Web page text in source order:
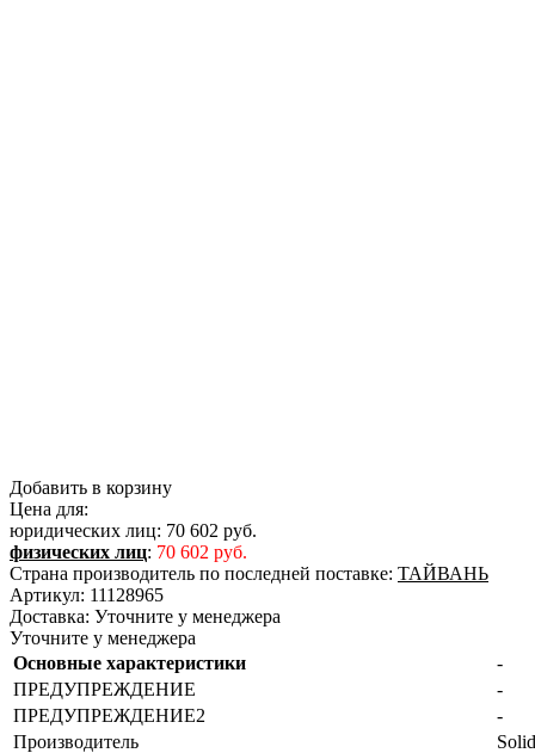
Добавить в корзину
Цена для:
юридических лиц: 70 602 руб.
физических лиц: 70 602 руб.
Страна производитель по последней поставке: ТАЙВАНЬ
Артикул: 11128965
Доставка: Уточните у менеджера
Уточните у менеджера
Основные характеристики
-
ПРЕДУПРЕЖДЕНИЕ
-
ПРЕДУПРЕЖДЕНИЕ2
-
Производитель